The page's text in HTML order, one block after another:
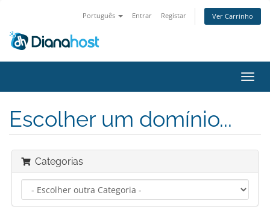
Português Entrar Registar Ver Carrinho
Escolher um domínio...
Categorias